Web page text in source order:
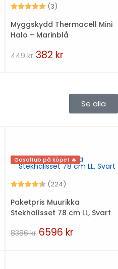
Betyg: (3)
Myggskydd Thermacell Mini
Halo – Marinblå
449kr 382 kr
Se alla
Gasoltub på köpet 🔥
Betyg: (224)
Paketpris Muurikka
Stekhällsset 78 cm LL, Svart
8386kr 6596 kr